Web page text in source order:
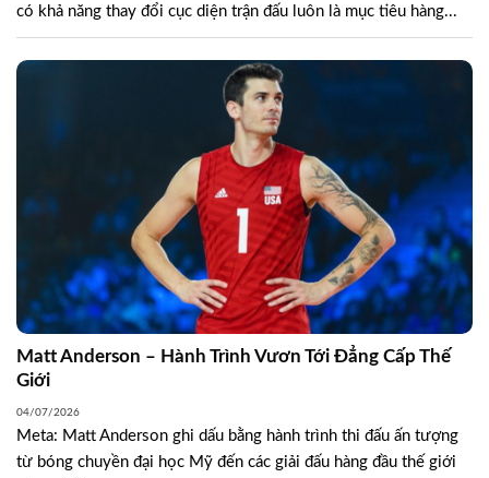
có khả năng thay đổi cục diện trận đấu luôn là mục tiêu hàng...
Matt Anderson – Hành Trình Vươn Tới Đẳng Cấp Thế
Giới
04/07/2026
Meta: Matt Anderson ghi dấu bằng hành trình thi đấu ấn tượng
từ bóng chuyền đại học Mỹ đến các giải đấu hàng đầu thế giới